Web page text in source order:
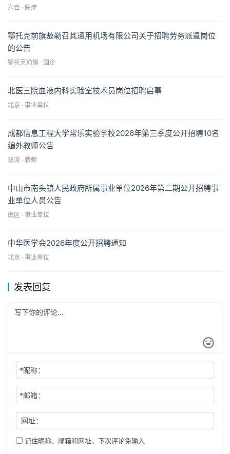
六合 · 医疗
鄂托克前旗敖勒召其通用机场有限公司关于招聘劳务派遣岗位
的公告
鄂托克前旗 · 国企
北医三院血液内科实验室技术员岗位招聘启事
北京 · 事业单位
成都信息工程大学常乐实验学校2026年第三季度公开招聘10名
编外教师公告
双流 · 教师
中山市南头镇人民政府所属事业单位2026年第二期公开招聘事
业单位人员公告
南区 · 事业单位
中华医学会2026年度公开招聘通知
北京 · 事业单位
发表回复
*昵称：
*邮箱：
网址：
记住昵称、邮箱和网址，下次评论免输入